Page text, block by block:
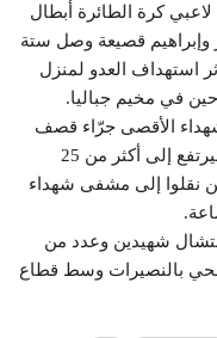
كرة الطائرة أبطال
قصيعة وصل ستة
استهداف العدو لمنزل
في مخيم جباليا.
الأقصى جرّاء قصف
استهدف منزلًا لعائلة الجرو في دير البلح ليرتفع إلى أكثر من 25
عدد من نقلوا إلى مشفى شهداء
شهيدين وعدد من
بالنصيرات وسط قطاع